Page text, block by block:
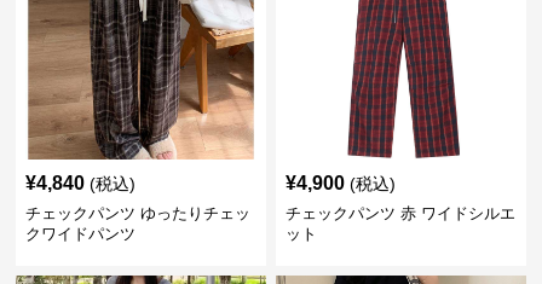
¥4,840 (税込)
チェックパンツ ゆったりチェッ
クワイドパンツ
¥4,900 (税込)
チェックパンツ 赤 ワイドシルエ
ット